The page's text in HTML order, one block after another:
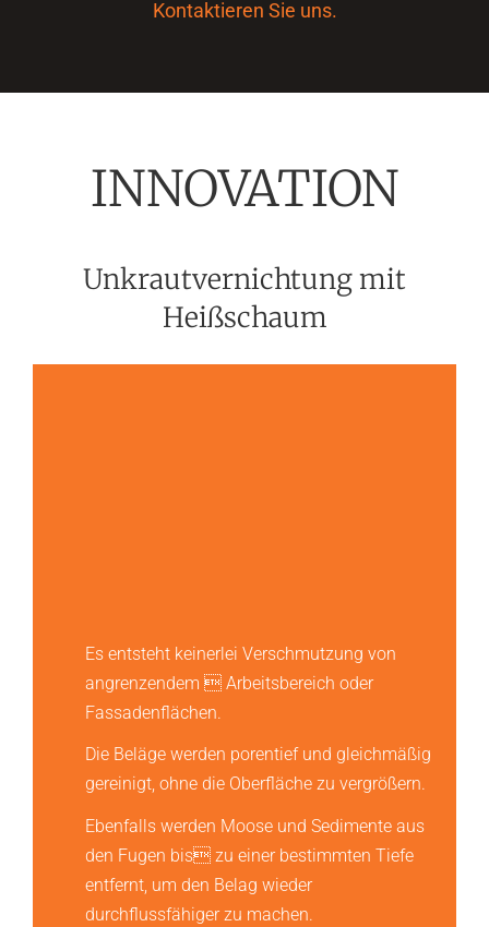
Kontaktieren Sie uns.
INNOVATION
Unkrautvernichtung mit
Heißschaum
Es entsteht keinerlei Verschmutzung von
angrenzendem  Arbeitsbereich oder
Fassadenflächen.
Die Beläge werden porentief und gleichmäßig
gereinigt, ohne die Oberfläche zu vergrößern.
Ebenfalls werden Moose und Sedimente aus
den Fugen bis zu einer bestimmten Tiefe
entfernt, um den Belag wieder
durchflussfähiger zu machen.